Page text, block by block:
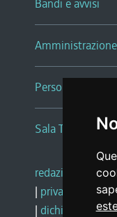
Bandi e avvisi
Persone e Uffici
Sala Tiziano
redazione web |
| privacy
| dichiarazione